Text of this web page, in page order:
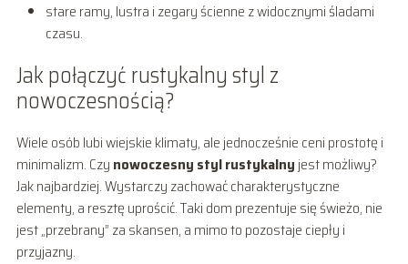
stare ramy, lustra i zegary ścienne z widocznymi śladami
czasu.
Jak połączyć rustykalny styl z
nowoczesnością?
Wiele osób lubi wiejskie klimaty, ale jednocześnie ceni prostotę i
minimalizm. Czy nowoczesny styl rustykalny jest możliwy?
Jak najbardziej. Wystarczy zachować charakterystyczne
elementy, a resztę uprościć. Taki dom prezentuje się świeżo, nie
jest „przebrany” za skansen, a mimo to pozostaje ciepły i
przyjazny.